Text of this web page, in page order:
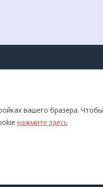
Бренды
вашего бразера. Чтобы
нажмите здесь